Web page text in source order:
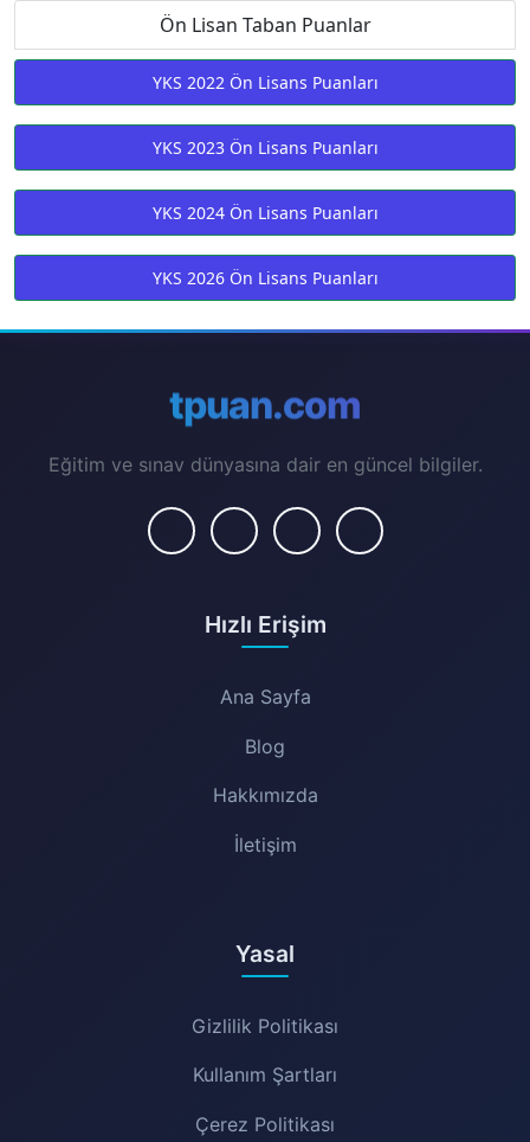
Ön Lisan Taban Puanlar
YKS 2022 Ön Lisans Puanları
YKS 2023 Ön Lisans Puanları
YKS 2024 Ön Lisans Puanları
YKS 2026 Ön Lisans Puanları
tpuan.com
Eğitim ve sınav dünyasına dair en güncel bilgiler.
Hızlı Erişim
Ana Sayfa
Blog
Hakkımızda
İletişim
Yasal
Gizlilik Politikası
Kullanım Şartları
Çerez Politikası